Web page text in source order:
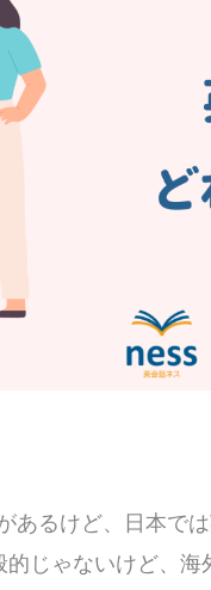
るけど、日本では
的じゃないけど、